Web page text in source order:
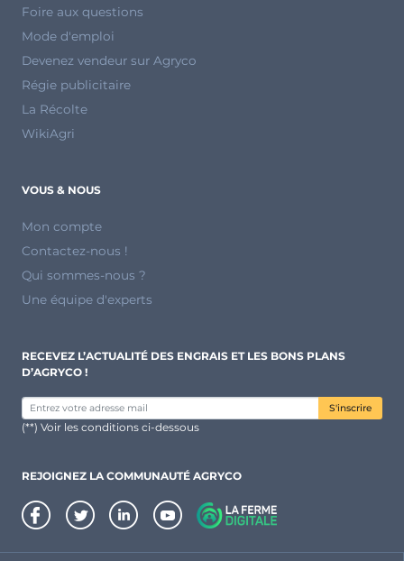
Foire aux questions
Mode d'emploi
Devenez vendeur sur Agryco
Régie publicitaire
La Récolte
WikiAgri
VOUS & NOUS
Mon compte
Contactez-nous !
Qui sommes-nous ?
Une équipe d'experts
RECEVEZ L’ACTUALITÉ DES ENGRAIS ET LES BONS PLANS
D’AGRYCO !
S'inscrire
(**) Voir les conditions ci-dessous
REJOIGNEZ LA COMMUNAUTÉ AGRYCO